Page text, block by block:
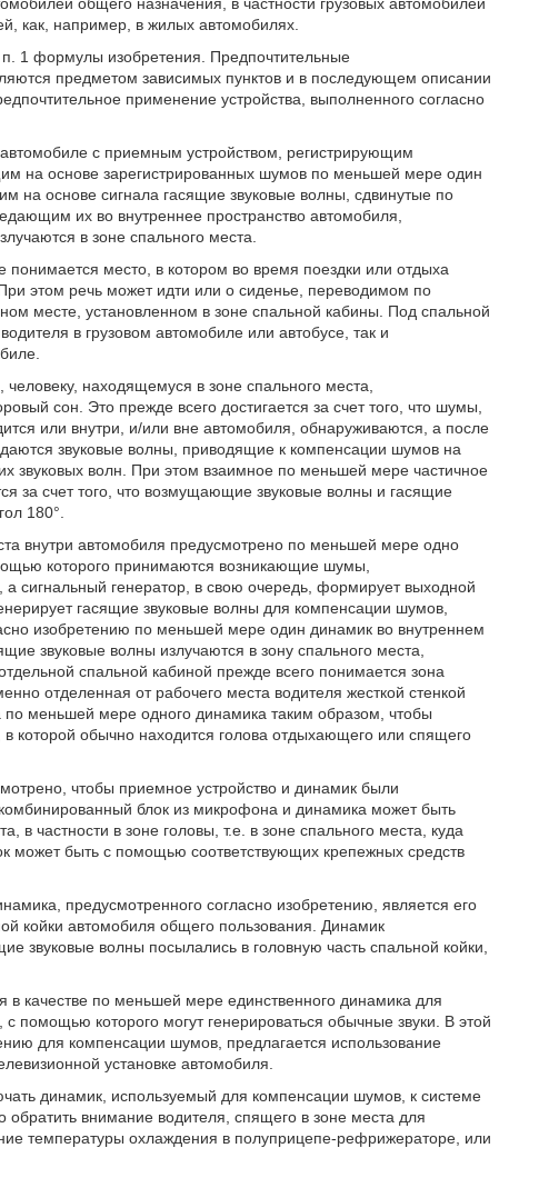
как, например, в жилых автомобилях.
1 формулы изобретения. Предпочтительные
предметом зависимых пунктов и в последующем описании
применение устройства, выполненного согласно
с приемным устройством, регистрирующим
на основе зарегистрированных шумов по меньшей мере один
основе сигнала гасящие звуковые волны, сдвинутые по
их во внутреннее пространство автомобиля,
в зоне спального места.
место, в котором во время поездки или отдыха
этом речь может идти или о сиденье, переводимом по
месте, установленном в зоне спальной кабины. Под спальной
в грузовом автомобиле или автобусе, так и
находящемуся в зоне спального места,
сон. Это прежде всего достигается за счет того, что шумы,
или внутри, и/или вне автомобиля, обнаруживаются, а после
звуковые волны, приводящие к компенсации шумов на
звуковых волн. При этом взаимное по меньшей мере частичное
за счет того, что возмущающие звуковые волны и гасящие
180°.
внутри автомобиля предусмотрено по меньшей мере одно
которого принимаются возникающие шумы,
сигнальный генератор, в свою очередь, формирует выходной
гасящие звуковые волны для компенсации шумов,
изобретению по меньшей мере один динамик во внутреннем
звуковые волны излучаются в зону спального места,
спальной кабиной прежде всего понимается зона
отделенная от рабочего места водителя жесткой стенкой
по меньшей мере одного динамика таким образом, чтобы
в которой обычно находится голова отдыхающего или спящего
чтобы приемное устройство и динамик были
блок из микрофона и динамика может быть
в частности в зоне головы, т.е. в зоне спального места, куда
может быть с помощью соответствующих крепежных средств
предусмотренного согласно изобретению, является его
койки автомобиля общего пользования. Динамик
звуковые волны посылались в головную часть спальной койки,
качестве по меньшей мере единственного динамика для
помощью которого могут генерироваться обычные звуки. В этой
для компенсации шумов, предлагается использование
установке автомобиля.
динамик, используемый для компенсации шумов, к системе
внимание водителя, спящего в зоне места для
температуры охлаждения в полуприцепе-рефрижераторе, или